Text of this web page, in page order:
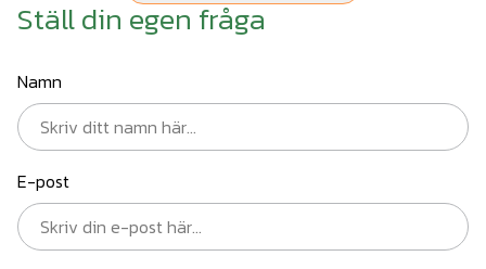
Ställ din egen fråga
Namn
E-post